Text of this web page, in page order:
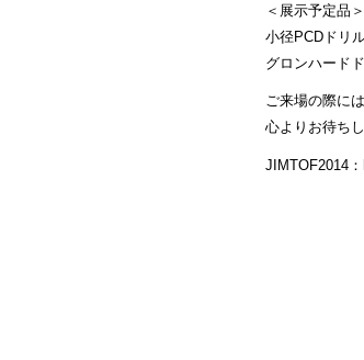
＜展示予定品＞
小径PCDドリ
グロンハード
ご来場の際に
心よりお待ち
JIMTOF2014